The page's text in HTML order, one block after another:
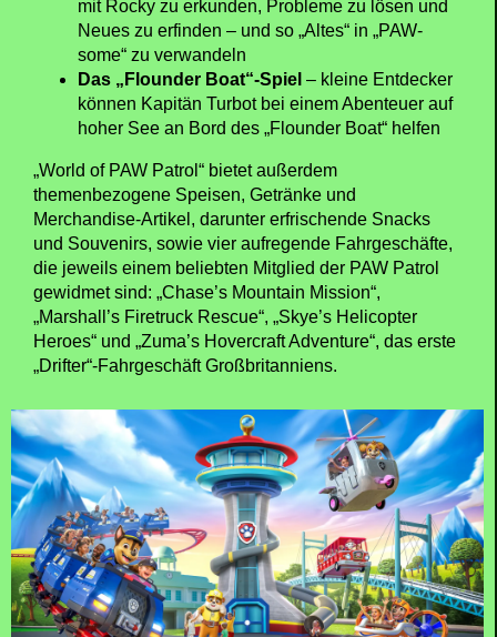
mit Rocky zu erkunden, Probleme zu lösen und
Neues zu erfinden – und so „Altes“ in „PAW-
some“ zu verwandeln
Das „Flounder Boat“-Spiel – kleine Entdecker
können Kapitän Turbot bei einem Abenteuer auf
hoher See an Bord des „Flounder Boat“ helfen
„World of PAW Patrol“ bietet außerdem
themenbezogene Speisen, Getränke und
Merchandise-Artikel, darunter erfrischende Snacks
und Souvenirs, sowie vier aufregende Fahrgeschäfte,
die jeweils einem beliebten Mitglied der PAW Patrol
gewidmet sind: „Chase’s Mountain Mission“,
„Marshall’s Firetruck Rescue“, „Skye’s Helicopter
Heroes“ und „Zuma’s Hovercraft Adventure“, das erste
„Drifter“-Fahrgeschäft Großbritanniens.